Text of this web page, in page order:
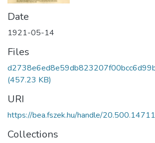
Date
1921-05-14
Files
(457.23 KB)
URI
https://bea.fszek.hu/handle/
Collections